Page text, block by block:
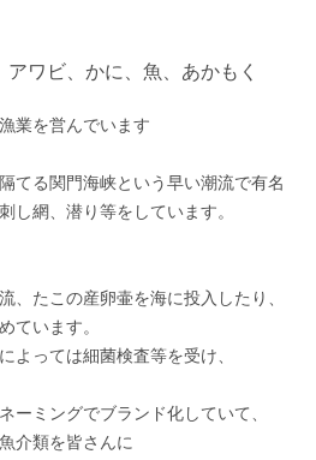
ワビ、かに、魚、あかもく
業を営んでいます
てる関門海峡という早い潮流で有名
し網、潜り等をしています。
、たこの産卵壷を海に投入したり、
ています。
よっては細菌検査等を受け、
ーミングでブランド化していて、
介類を皆さんに